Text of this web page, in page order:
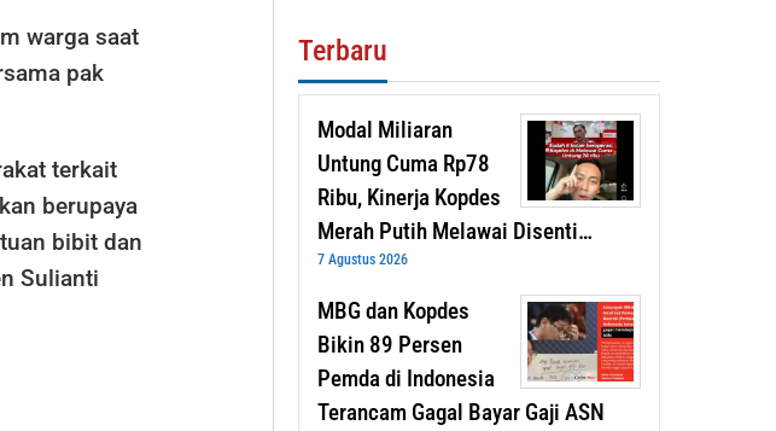
warga saat
pak
terkait
berupaya
bibit dan
Sulianti
Terbaru
Modal Miliaran
Untung Cuma Rp78
Ribu, Kinerja Kopdes
Merah Putih Melawai Disenti…
7 Agustus 2026
MBG dan Kopdes
Bikin 89 Persen
Pemda di Indonesia
Terancam Gagal Bayar Gaji ASN